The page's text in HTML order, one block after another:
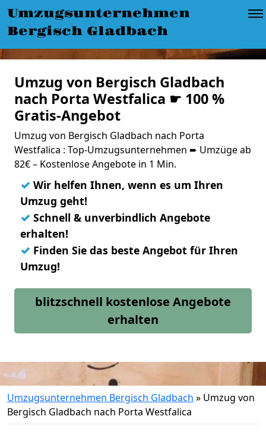
Umzugsunternehmen
Bergisch Gladbach
Umzug von Bergisch Gladbach
nach Porta Westfalica ☛ 100 %
Gratis-Angebot
Umzug von Bergisch Gladbach nach Porta
Westfalica : Top-Umzugsunternehmen ➨ Umzüge ab
82€ – Kostenlose Angebote in 1 Min.
✓ Wir helfen Ihnen, wenn es um Ihren
Umzug geht!
✓ Schnell & unverbindlich Angebote
erhalten!
✓ Finden Sie das beste Angebot für Ihren
Umzug!
blitzschnell kostenlose Angebote
erhalten
Umzugsunternehmen Bergisch Gladbach » Umzug von
Bergisch Gladbach nach Porta Westfalica